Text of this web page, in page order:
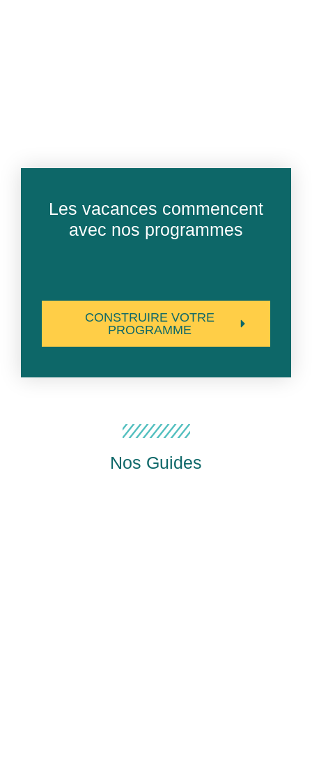
Les vacances commencent
avec nos programmes
CONSTRUIRE VOTRE
PROGRAMME
Nos Guides